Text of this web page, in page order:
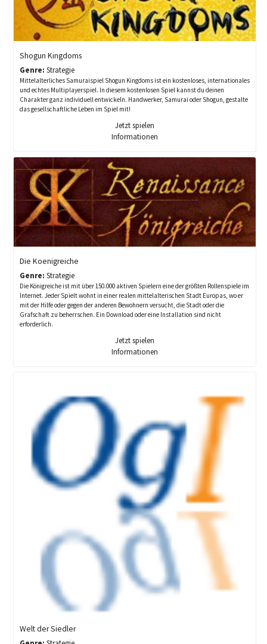
Shogun Kingdoms
Genre: Strategie
Mittelalterliches Samuraispiel Shogun Kingdoms ist ein kostenloses, internationales
und echtes Multiplayerspiel. In diesem kostenlosen Spiel kannst du deinen
Charakter ganz individuell entwickeln. Handwerker, Samurai oder Shogun, gestalte
das gesellschaftliche Leben im Spiel mit!
Jetzt spielen
Informationen
Die Koenigreiche
Genre: Strategie
Die Königreiche ist mit über 150.000 aktiven Spielern eine der größten Rollenspiele im
Internet. Jeder Spielt wohnt in einer realen mittelalterischen Stadt Europas, wo er
mit der Hilfe oder gegen der anderen Bewohnern versucht, die Stadt oder die
Grafschaft zu beherrschen. Ein Download oder eine Installation sind nicht
erforderlich.
Jetzt spielen
Informationen
Welt der Siedler